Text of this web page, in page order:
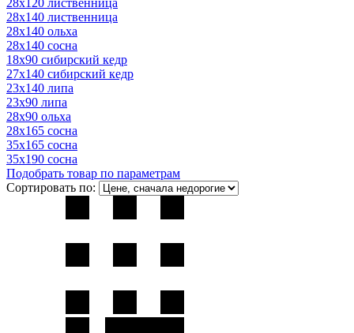
28х120 лиственница
28х140 лиственница
28х140 ольха
28х140 сосна
18х90 сибирский кедр
27х140 сибирский кедр
23х140 липа
23х90 липа
28х90 ольха
28х165 сосна
35х165 сосна
35х190 сосна
Подобрать товар по параметрам
Сортировать по: